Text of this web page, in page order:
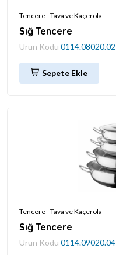
Tencere - Tava ve Kaçerola
Sığ Tencere
Ürün Kodu 0114.08020.02
Sepete Ekle
Tencere - Tava ve Kaçerola
Sığ Tencere
Ürün Kodu 0114.09020.04